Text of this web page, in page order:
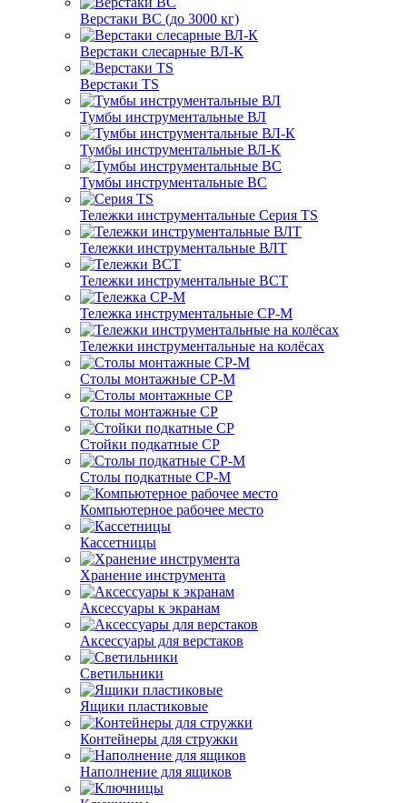
Верстаки ВС (до 3000 кг)
Верстаки слесарные ВЛ-К
Верстаки TS
Тумбы инструментальные ВЛ
Тумбы инструментальные ВЛ-К
Тумбы инструментальные ВС
Тележки инструментальные Серия TS
Тележки инструментальные ВЛТ
Тележки инструментальные ВСТ
Тележка инструментальные СР-М
Тележки инструментальные на колёсах
Столы монтажные СР-М
Столы монтажные СР
Стойки подкатные СР
Столы подкатные СР-М
Компьютерное рабочее место
Кассетницы
Хранение инструмента
Аксессуары к экранам
Аксессуары для верстаков
Светильники
Ящики пластиковые
Контейнеры для стружки
Наполнение для ящиков